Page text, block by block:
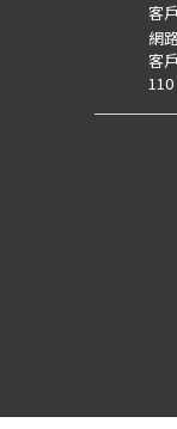
客
網
客